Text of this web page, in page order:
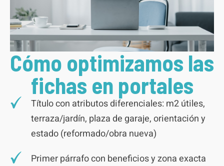
Cómo optimizamos las
fichas en portales
Título con atributos diferenciales: m2 útiles,
terraza/jardín, plaza de garaje, orientación y
estado (reformado/obra nueva)
Primer párrafo con beneficios y zona exacta